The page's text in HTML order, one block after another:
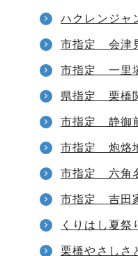
ハクレンジャ
市指定 会津
市指定 一里
県指定 栗橋
市指定 静御
市指定 炮烙
市指定 六角
市指定 吉田
くりはし夏祭
栗橋やさしさ